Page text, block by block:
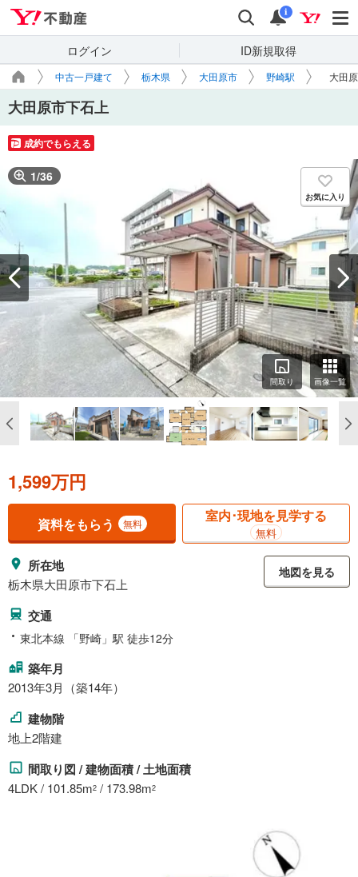
検索 通知
i
ログイン ID新規取得
中古一戸建て 栃木県 大田原市 野崎駅 大田
大田原市下石上
成約でもらえる
1/36
お気に入り
間取り 画像一覧
1,599万円
資料をもらう 無料 室内･現地を見学する
無料
所在地
栃木県大田原市下石上
地図を見る
交通
東北本線 「野崎」駅 徒歩12分
築年月
2013年3月（築14年）
建物階
地上2階建
間取り図 / 建物面積 / 土地面積
4LDK / 101.85m2 / 173.98m2